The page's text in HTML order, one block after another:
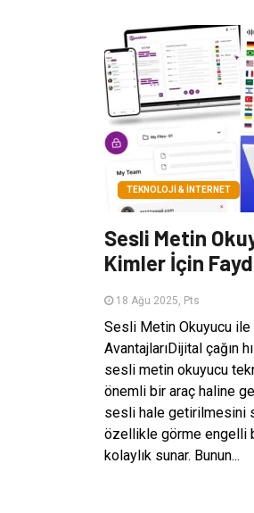
TEKNOLOJI & İNTERNET
Sesli Metin
Kimler İçin
18 Ağu 2025, Pts
Sesli Metin Okuyucu
AvantajlarıDijital çağın
sesli metin okuyucu
önemli bir araç haline
sesli hale getirilmesini
özellikle görme engelli
kolaylık sunar. Bunun...